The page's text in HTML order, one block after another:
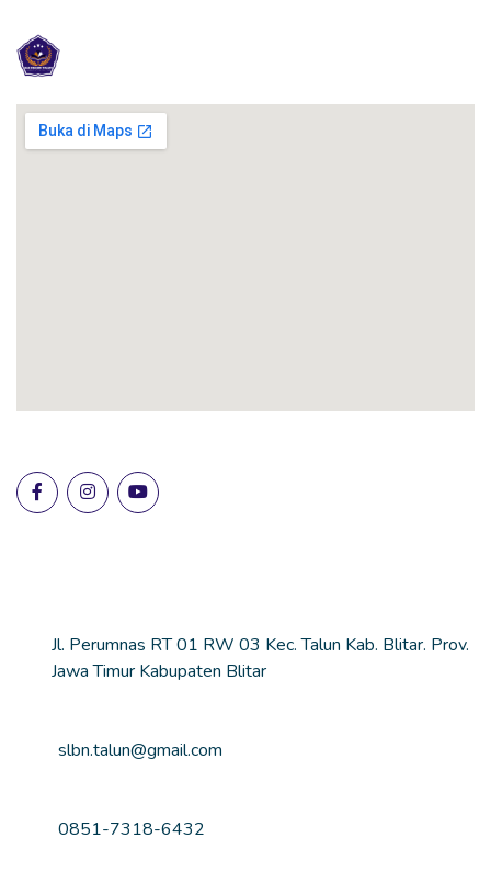
Jl. Perumnas RT 01 RW 03 Kec. Talun Kab. Blitar. Prov.
Jawa Timur Kabupaten Blitar
slbn.talun@gmail.com
0851-7318-6432